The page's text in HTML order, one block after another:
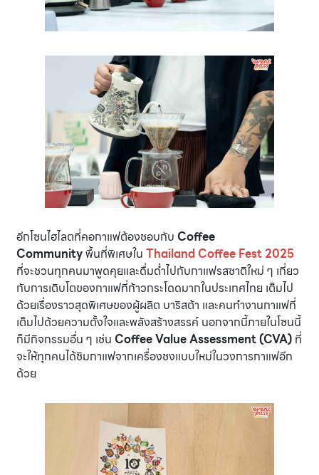
อีกโซนไฮไลตที่คอกาแฟต้องชอบกับ Coffee
Communityพื้นที่พิเศษใน Thailand Coffee Fest 2025
ที่จะชวนทุกคนมาพูดคุยและดื่มด่ำไปกับกาแฟรสชาติใหม่ ๆ เกี่ยว
กับการเติบโตของกาแฟที่ก้าวกระโดดมากในประเทศไทย เต็มไป
ด้วยเรื่องราวสุดพิเศษของผู้ผลิต บาริสต้า และคนทำงานกาแฟที่
เต็มไปด้วยความตั้งใจและพลังสร้างสรรค์ นอกจากนี้ภายในโซนนี้
ก็มีกิจกรรมอื่น ๆ เช่น Coffee Value Assessment (CVA) ที่
จะให้ทุกคนได้ชิมกาแฟจากเครื่องชงแบบใหม่ในวงการกาแฟอีก
ด้วย